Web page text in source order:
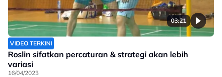
03:21
VIDEO TERKINI
Roslin sifatkan percaturan & strategi akan lebih
variasi
16/04/2023